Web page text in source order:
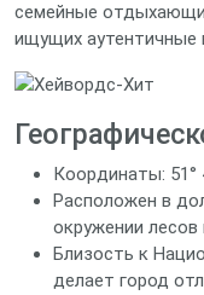
семейные
ищущих аутентичные
Координаты: 51°
Расположен в
окружении лесов
Близость к
делает город